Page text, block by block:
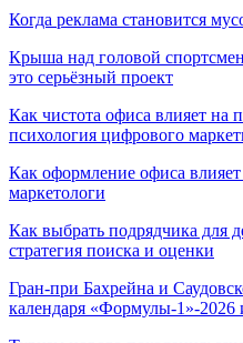
Когда реклама становится
Крыша над головой
это серьёзный проект
Как чистота офиса влияет на
психология цифрового
Как оформление офиса
маркетологи
Как выбрать подрядчика для
стратегия поиска и оценки
Гран-при Бахрейна и
календаря «Формулы-1»-2026